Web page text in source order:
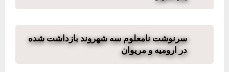
سرنوشت نامعلوم سه شهروند بازداشت شده
در ارومیه و مریوان